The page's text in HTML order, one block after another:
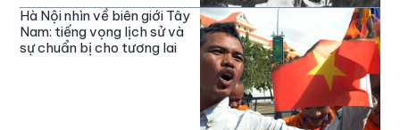
Hà Nội nhìn về biên giới Tây
Nam: tiếng vọng lịch sử và
sự chuẩn bị cho tương lai